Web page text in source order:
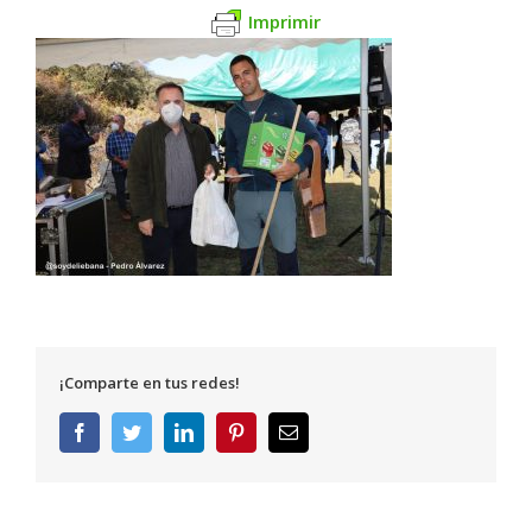
Imprimir
¡Comparte en tus redes!
FacebookTwitterLinkedInPinterestCorreo
electrónico